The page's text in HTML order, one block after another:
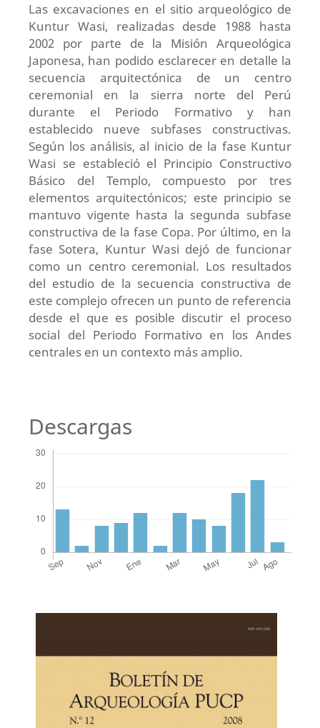
Las excavaciones en el sitio arqueológico de
Kuntur Wasi, realizadas desde 1988 hasta
2002 por parte de la Misión Arqueológica
Japonesa, han podido esclarecer en detalle la
secuencia arquitectónica de un centro
ceremonial en la sierra norte del Perú
durante el Periodo Formativo y han
establecido nueve subfases constructivas.
Según los análisis, al inicio de la fase Kuntur
Wasi se estableció el Principio Constructivo
Básico del Templo, compuesto por tres
elementos arquitectónicos; este principio se
mantuvo vigente hasta la segunda subfase
constructiva de la fase Copa. Por último, en la
fase Sotera, Kuntur Wasi dejó de funcionar
como un centro ceremonial. Los resultados
del estudio de la secuencia constructiva de
este complejo ofrecen un punto de referencia
desde el que es posible discutir el proceso
social del Periodo Formativo en los Andes
centrales en un contexto más amplio.
Descargas